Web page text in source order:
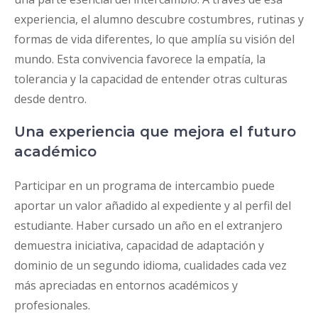
experiencia, el alumno descubre costumbres, rutinas y
formas de vida diferentes, lo que amplía su visión del
mundo. Esta convivencia favorece la empatía, la
tolerancia y la capacidad de entender otras culturas
desde dentro.
Una experiencia que mejora el futuro
académico
Participar en un programa de intercambio puede
aportar un valor añadido al expediente y al perfil del
estudiante. Haber cursado un año en el extranjero
demuestra iniciativa, capacidad de adaptación y
dominio de un segundo idioma, cualidades cada vez
más apreciadas en entornos académicos y
profesionales.